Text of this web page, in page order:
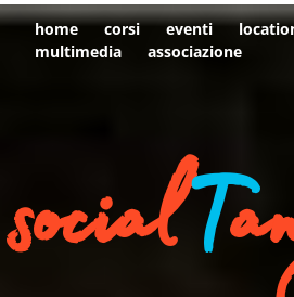
home corsi eventi
multimedia
associazione
socialT